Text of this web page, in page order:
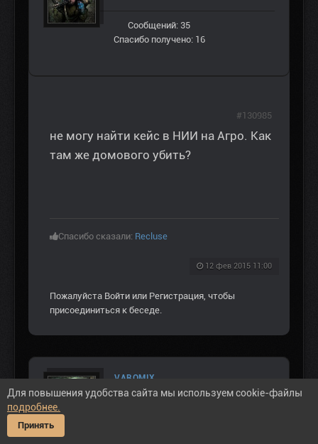
Сообщений: 35
Спасибо получено: 16
не могу найти кейс в НИИ на Агро. Как
там же домового убить?
Спасибо сказали: Recluse
12 фев 2015 11:00
#130985
Пожалуйста Войти или Регистрация, чтобы
присоединиться к беседе.
VAROMIX
Не в сети
Для повышения удобства сайта мы используем cookie-файлы
подробнее.
Принять